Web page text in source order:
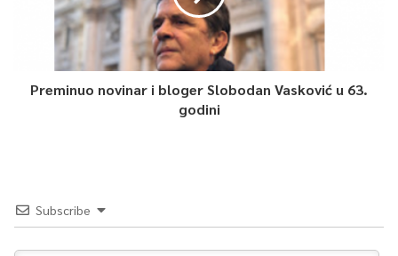
Preminuo novinar i bloger Slobodan Vasković u 63.
godini
Subscribe